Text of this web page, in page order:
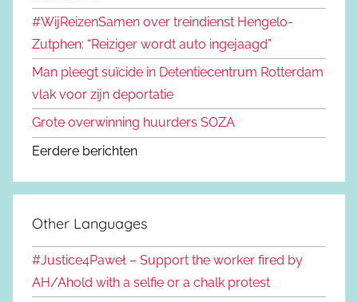
#WijReizenSamen over treindienst Hengelo-
Zutphen: “Reiziger wordt auto ingejaagd”
Man pleegt suïcide in Detentiecentrum Rotterdam
vlak voor zijn deportatie
Grote overwinning huurders SOZA
Eerdere berichten
Other Languages
#Justice4Paweł – Support the worker fired by
AH/Ahold with a selfie or a chalk protest